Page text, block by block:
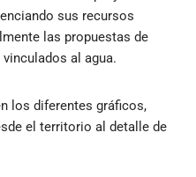
sus recursos
las propuestas de
al agua.
los diferentes gráficos,
el territorio al detalle de